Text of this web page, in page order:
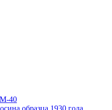
40
образца 1930 года